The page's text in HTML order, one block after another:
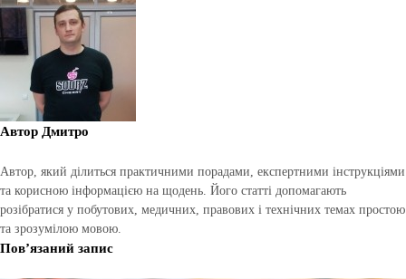
Автор Дмитро
Автор, який ділиться практичними порадами, експертними інструкціями
та корисною інформацією на щодень. Його статті допомагають
розібратися у побутових, медичних, правових і технічних темах простою
та зрозумілою мовою.
Пов’язаний запис